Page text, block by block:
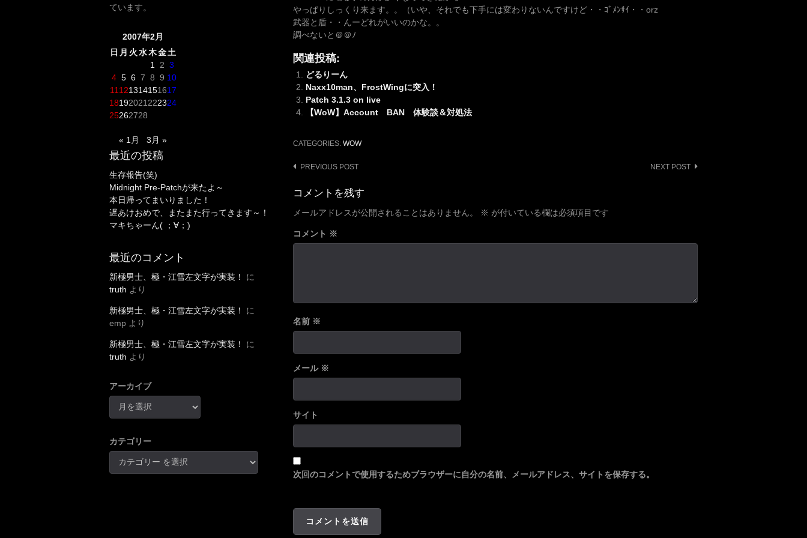
やっぱりしっくり来ます。。（いや、それでも下手には変わりないんですけど・・ｺﾞﾒﾝｻｲ・・orz
武器と盾・・んーどれがいいのかな。。
調べないと＠＠ﾉ
関連投稿:
どるりーん
Naxx10man、FrostWingに突入！
Patch 3.1.3 on live
【WoW】Account BAN 体験談＆対処法
CATEGORIES: WOW
Post
navigation
PREVIOUS POST NEXT POST
コメントを残す
メールアドレスが公開されることはありません。 ※ が付いている欄は必須項目です
コメント ※
名前 ※
メール ※
サイト
次回のコメントで使用するためブラウザーに自分の名前、メールアドレス、サイトを保存する。
ています。
2007年2月
日 月 火水木金土
1
2 3
4 5 6 7 8 9 10
11 121314151617
18192021 222324
25262728
« 1月 3月 »
最近の投稿
生存報告(笑)
Midnight Pre-Patchが来たよ～
本日帰ってまいりました！
遅あけおめで、またまた行ってきます～！
マキちゃーん( ；∀；)
最近のコメント
新極男士、極・江雪左文字が実装！
に
truth より
新極男士、極・江雪左文字が実装！
に
emp より
新極男士、極・江雪左文字が実装！
に
truth より
アーカイブ
カテゴリー